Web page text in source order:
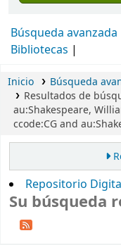
Búsqueda avanzada
Bibliotecas
Inicio
Búsqueda
Resultados de
au:Shakespeare,
ccode:CG and
Repositorio
Su búsqueda